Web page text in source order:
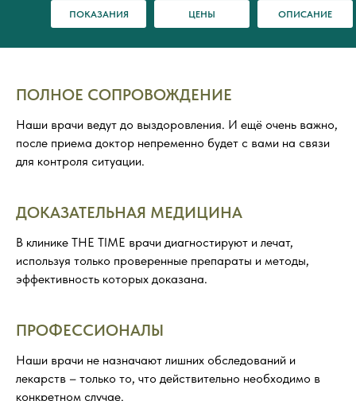
ПОКАЗАНИЯ ЦЕНЫ ОПИСАНИЕ
ПОЛНОЕ СОПРОВОЖДЕНИЕ
Наши врачи ведут до выздоровления. И ещё очень важно,
после приема доктор непременно будет с вами на связи
для контроля ситуации.
ДОКАЗАТЕЛЬНАЯ МЕДИЦИНА
В клинике THE TIME врачи диагностируют и лечат,
используя только проверенные препараты и методы,
эффективность которых доказана.
ПРОФЕССИОНАЛЫ
Наши врачи не назначают лишних обследований и
лекарств – только то, что действительно необходимо в
конкретном случае.